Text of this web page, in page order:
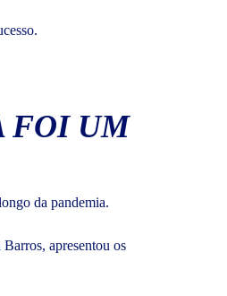
FOI UM
da pandemia.
apresentou os